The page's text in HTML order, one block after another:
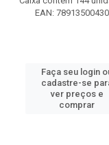
EAN:
Faça seu login
cadastre-se
ver preços e
comprar